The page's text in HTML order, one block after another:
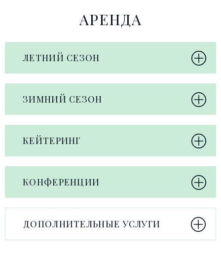
АРЕНДА
ЛЕТНИЙ СЕЗОН
ЗИМНИЙ СЕЗОН
КЕЙТЕРИНГ
КОНФЕРЕНЦИИ
ДОПОЛНИТЕЛЬНЫЕ УСЛУГИ